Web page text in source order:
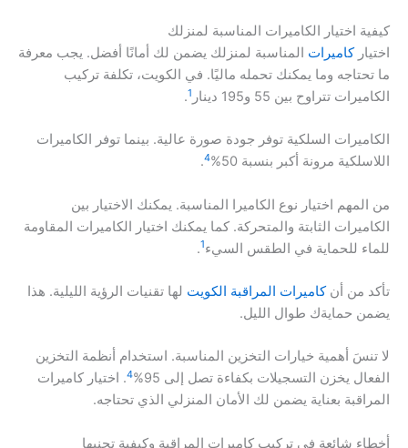
كيفية اختيار الكاميرات المناسبة لمنزلك
اختياركاميرات المناسبة لمنزلك يضمن لك أمانًا أفضل. يجب معرفة
ما تحتاجه وما يمكنك تحمله ماليًا. في الكويت، تكلفة تركيب
الكاميرات تتراوح بين 55 و195 دينار
1
.
الكاميرات السلكية توفر جودة صورة عالية. بينما توفر الكاميرات
اللاسلكية مرونة أكبر بنسبة 50%
4
.
من المهم اختيار نوع الكاميرا المناسبة. يمكنك الاختيار بين
الكاميرات الثابتة والمتحركة. كما يمكنك اختيار الكاميرات المقاومة
للماء للحماية في الطقس السيء1
.
تأكد من أنكاميرات المراقبة الكويت لها تقنيات الرؤية الليلية. هذا
يضمن حمايةك طوال الليل.
لا تنسَ أهمية خيارات التخزين المناسبة. استخدام أنظمة التخزين
الفعال يخزن التسجيلات بكفاءة تصل إلى 95%
4. اختيار كاميرات
المراقبة بعناية يضمن لك الأمان المنزلي الذي تحتاجه.
أخطاء شائعة في تركيب كاميرات المراقبة وكيفية تجنبها